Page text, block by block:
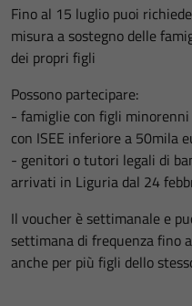
Fino al 15 luglio puoi
misura a sostegno delle
dei propri figli
Possono partecipare:
- famiglie con figli
con ISEE inferiore a 50mila
- genitori o tutori legali di
arrivati in Liguria dal 24
Il voucher è settimanale e
settimana di frequenza fino
anche per più figli dello